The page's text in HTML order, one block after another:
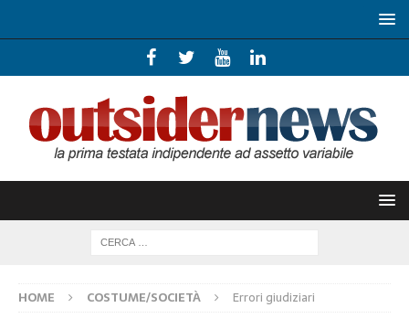
HOME COSTUME/SOCIETÀ Errori giudiziari